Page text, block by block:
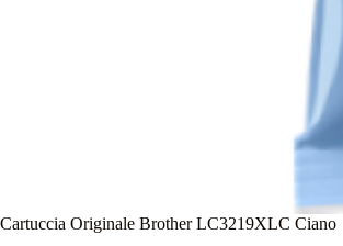
Cartuccia Originale Brother LC3219XLC Ciano